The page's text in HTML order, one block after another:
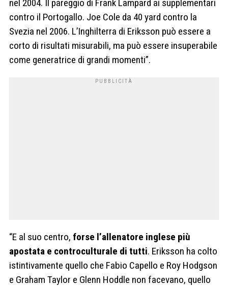
nel 2004. Il pareggio di Frank Lampard ai supplementari
contro il Portogallo. Joe Cole da 40 yard contro la
Svezia nel 2006. L’Inghilterra di Eriksson può essere a
corto di risultati misurabili, ma può essere insuperabile
come generatrice di grandi momenti”.
“E al suo centro, forse l’allenatore inglese più
apostata e controculturale di tutti. Eriksson ha colto
istintivamente quello che Fabio Capello e Roy Hodgson
e Graham Taylor e Glenn Hoddle non facevano, quello